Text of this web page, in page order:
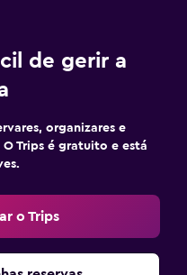
de gerir a
organizares e
Trips é gratuito e está
o Trips